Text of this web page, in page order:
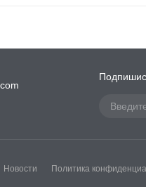
Новости Политика